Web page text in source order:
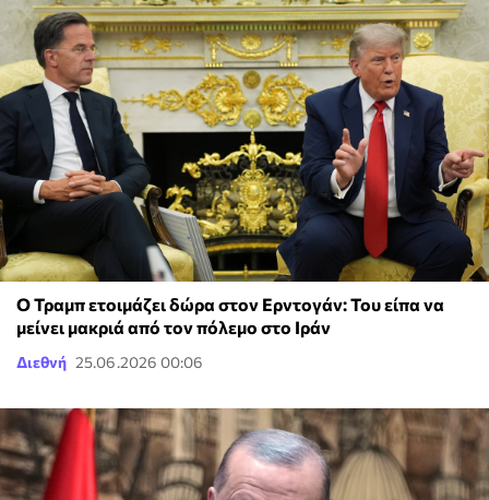
Ο Τραμπ ετοιμάζει δώρα στον Ερντογάν: Του είπα να
μείνει μακριά από τον πόλεμο στο Ιράν
Διεθνή 25.06.2026 00:06